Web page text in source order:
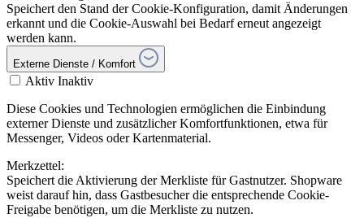
Speichert den Stand der Cookie-Konfiguration, damit Änderungen
erkannt und die Cookie-Auswahl bei Bedarf erneut angezeigt
werden kann.
Externe Dienste / Komfort
Aktiv Inaktiv
Diese Cookies und Technologien ermöglichen die Einbindung
externer Dienste und zusätzlicher Komfortfunktionen, etwa für
Messenger, Videos oder Kartenmaterial.
Merkzettel:
Speichert die Aktivierung der Merkliste für Gastnutzer. Shopware
weist darauf hin, dass Gastbesucher die entsprechende Cookie-
Freigabe benötigen, um die Merkliste zu nutzen.